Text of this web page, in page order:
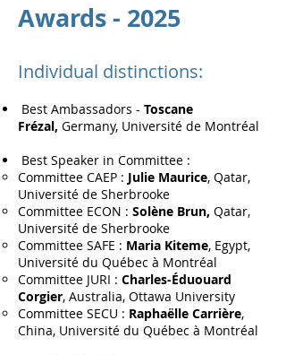
Awards - 2025
Individual distinctions:
Best Ambassadors - Toscane
Frézal, Germany, Université de Montréal
Best Speaker in Committee :
Committee CAEP : Julie Maurice, Qatar,
Université de Sherbrooke
Committee ECON : Solène Brun, Qatar,
Université de Sherbrooke
Committee SAFE : Maria Kiteme, Egypt,
Université du Québec à Montréal
Committee JURI : Charles-Éduouard
Corgier, Australia, Ottawa University
Committee SECU : Raphaëlle Carrière,
China, Université du Québec à Montréal